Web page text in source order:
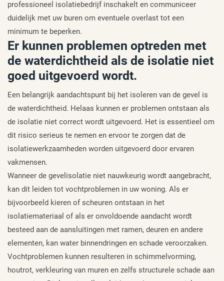
professioneel isolatiebedrijf inschakelt en communiceer
duidelijk met uw buren om eventuele overlast tot een
minimum te beperken.
Er kunnen problemen optreden met
de waterdichtheid als de isolatie niet
goed uitgevoerd wordt.
Een belangrijk aandachtspunt bij het isoleren van de gevel is
de waterdichtheid. Helaas kunnen er problemen ontstaan als
de isolatie niet correct wordt uitgevoerd. Het is essentieel om
dit risico serieus te nemen en ervoor te zorgen dat de
isolatiewerkzaamheden worden uitgevoerd door ervaren
vakmensen.
Wanneer de gevelisolatie niet nauwkeurig wordt aangebracht,
kan dit leiden tot vochtproblemen in uw woning. Als er
bijvoorbeeld kieren of scheuren ontstaan in het
isolatiemateriaal of als er onvoldoende aandacht wordt
besteed aan de aansluitingen met ramen, deuren en andere
elementen, kan water binnendringen en schade veroorzaken.
Vochtproblemen kunnen resulteren in schimmelvorming,
houtrot, verkleuring van muren en zelfs structurele schade aan